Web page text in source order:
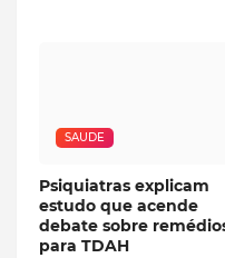
SAUDE
Psiquiatras explicam
estudo que acende
debate sobre
para TDAH